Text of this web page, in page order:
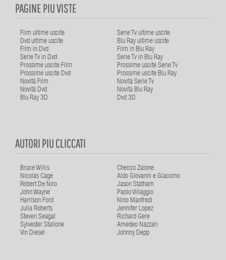
PAGINE PIU VISTE
Film ultime uscite
Serie Tv ultime uscite
Dvd ultime uscite
Blu Ray ultime uscite
Film in Dvd
Film in Blu Ray
Serie Tv in Dvd
Serie Tv in Blu Ray
Prossime uscite Film
Prossime uscite Serie Tv
Prossime uscite Dvd
Prossime uscite Blu Ray
Novità Film
Novità Serie Tv
Novità Dvd
Novità Blu Ray
Blu Ray 3D
Dvd 3D
AUTORI PIU CLICCATI
Bruce Willis
Checco Zalone
Nicolas Cage
Aldo Giovanni e Giacomo
Robert De Niro
Jason Statham
John Wayne
Paolo Villaggio
Harrison Ford
Nino Manfredi
Julia Roberts
Jennifer Lopez
Steven Seagal
Richard Gere
Sylvester Stallone
Amedeo Nazzari
Vin Diesel
Johnny Depp